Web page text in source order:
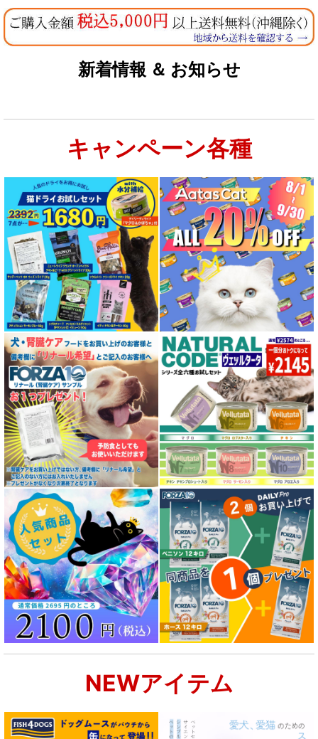
新着情報 ＆ お知らせ
キャンペーン各種
NEWアイテム